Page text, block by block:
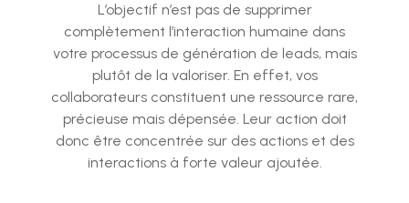
L’objectif n’est pas de supprimer
complètement l’interaction humaine dans
votre processus de génération de leads, mais
plutôt de la valoriser. En effet, vos
collaborateurs constituent une ressource rare,
précieuse mais dépensée. Leur action doit
donc être concentrée sur des actions et des
interactions à forte valeur ajoutée.